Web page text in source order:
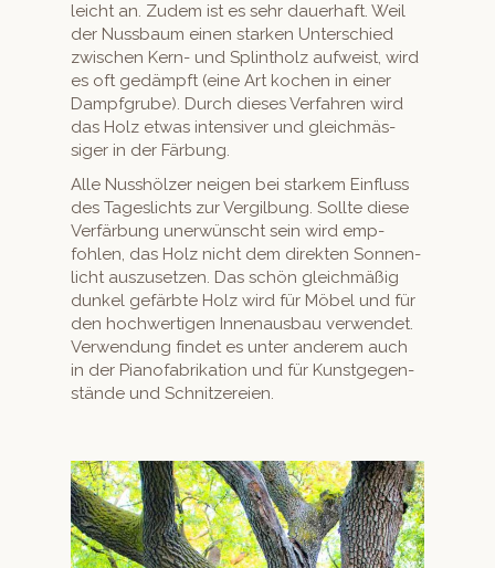
leicht an. Zudem ist es sehr dauer­haft. Weil
der Nuss­baum einen starken Unter­schied
zwis­chen Kern- und Splintholz aufweist, wird
es oft gedämpft (eine Art kochen in ein­er
Dampf­grube). Durch dieses Ver­fahren wird
das Holz etwas inten­siv­er und gle­ich­mäs­
siger in der Färbung.
Alle Nusshölz­er neigen bei starkem Ein­fluss
des Tages­lichts zur Vergilbung. Sollte diese
Ver­fär­bung uner­wün­scht sein wird emp­
fohlen, das Holz nicht dem direk­ten Son­nen­
licht auszuset­zen. Das schön gle­ich­mäßig
dunkel gefärbte Holz wird für Möbel und für
den hochw­er­ti­gen Innenaus­bau ver­wen­det.
Ver­wen­dung find­et es unter anderem auch
in der Pianofab­rika­tion und für Kun­st­ge­gen­
stände und Schnitzereien.